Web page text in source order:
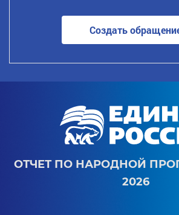
Создать
ОТЧЕТ ПО НАРОДНОЙ
2026